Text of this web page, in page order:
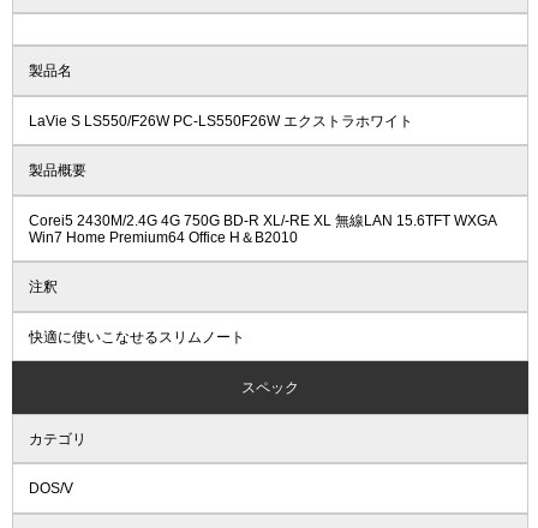
製品名
LaVie S LS550/F26W PC-LS550F26W エクストラホワイト
製品概要
Corei5 2430M/2.4G 4G 750G BD-R XL/-RE XL 無線LAN 15.6TFT WXGA
Win7 Home Premium64 Office H＆B2010
注釈
快適に使いこなせるスリムノート
スペック
カテゴリ
DOS/V